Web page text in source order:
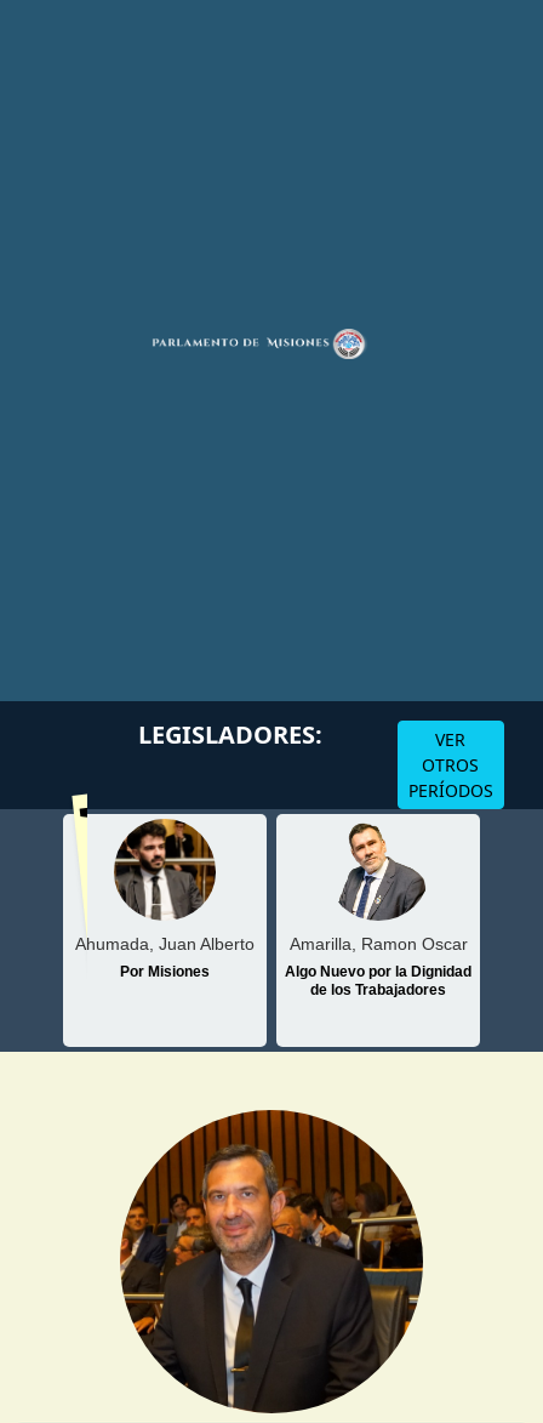
LEGISLADORES:
VER
OTROS
PERÍODOS
Ahumada, Juan Alberto
Por Misiones
Amarilla, Ramon Oscar
Algo Nuevo por la Dignidad
de los Trabajadores